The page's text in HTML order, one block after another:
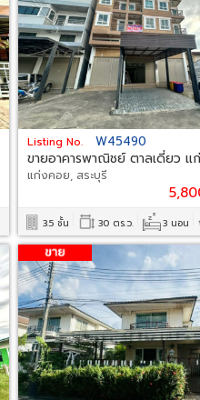
Listing No. W45490
ขายอาคารพาณิชย์ ตาลเดี่ยว แ
สระบุรี
แก่งคอย, สระบุรี
3.5 ชั้น 30 ตร.ว. 3 นอน